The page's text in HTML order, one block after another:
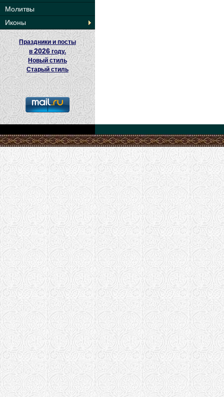
Молитвы
Иконы
Праздники и посты
в2026 году.
Новый стиль
Старый стиль